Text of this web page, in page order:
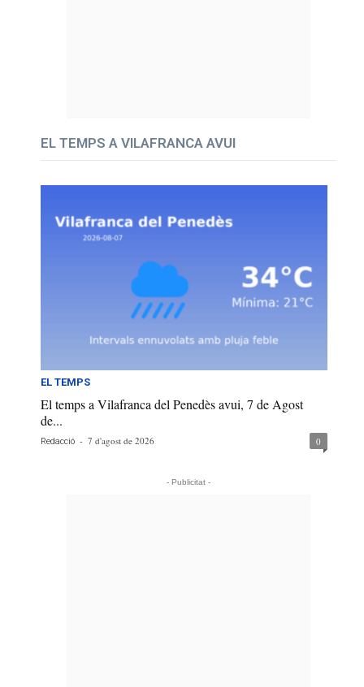
EL TEMPS A VILAFRANCA AVUI
EL TEMPS
El temps a Vilafranca del Penedès avui, 7 de Agost
de...
Redacció - 7 d'agost de 2026 0
- Publicitat -